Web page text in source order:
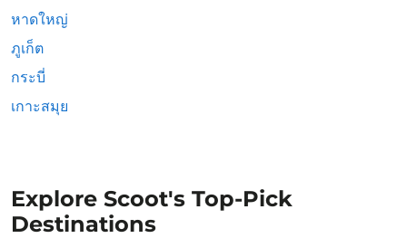
หาดใหญ่
ภูเก็ต
กระบี่
เกาะสมุย
Explore Scoot's Top-Pick
Destinations